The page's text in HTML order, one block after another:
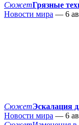
СюжетГрязные
Новости мира — 6
СюжетЭскалация
Новости мира — 6